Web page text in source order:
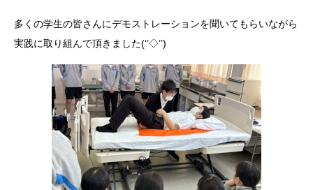
多くの学生の皆さんにデモストレーションを聞いてもらいながら
実践に取り組んで頂きました(‘’◇’’)ゞ